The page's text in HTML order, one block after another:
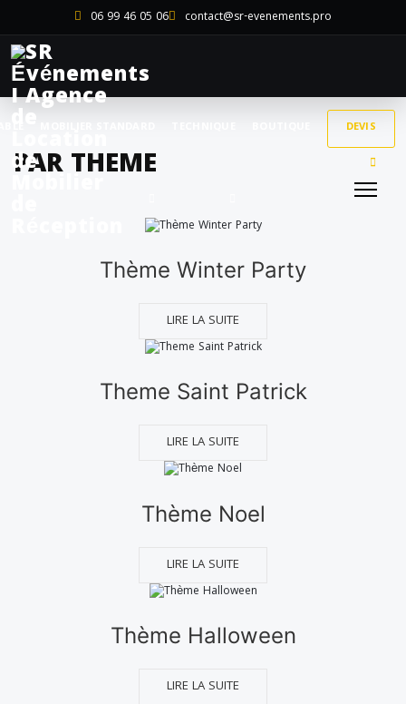
06 99 46 05 06 contact@sr-evenements.pro
DEVIS
PAR THEME
Thème Winter Party
LIRE LA SUITE
Theme Saint Patrick
LIRE LA SUITE
Thème Noel
LIRE LA SUITE
Thème Halloween
LIRE LA SUITE